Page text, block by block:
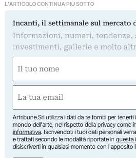
L'ARTICOLO CONTINUA PIÙ SOTTO
Incanti, il settimanale sul mercato
Informazioni, numeri, tendenze,
investimenti, gallerie e molto
(Required)
(Required)
Artribune Srl utilizza i dati da te forniti per
mondo dell'arte, nel rispetto della privacy come
informativa. Iscrivendoti i tuoi dati personali
e trattati secondo le modalità riportate in questa
disiscriverti in qualsiasi momento con l'apposito